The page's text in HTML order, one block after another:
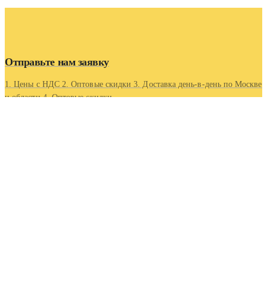
Отправьте нам заявку
1. Цены с НДС 2. Оптовые скидки 3. Доставка день-в-день по Москве
и области 4. Оптовые скидки.